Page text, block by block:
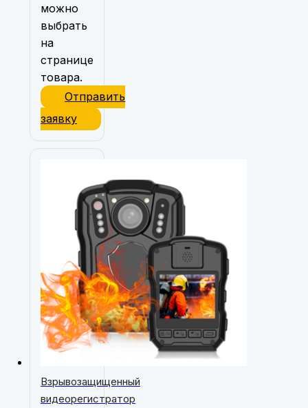
можно
выбрать
на
странице
товара.
Отправить
заявку
Взрывозащищенный
видеорегистратор